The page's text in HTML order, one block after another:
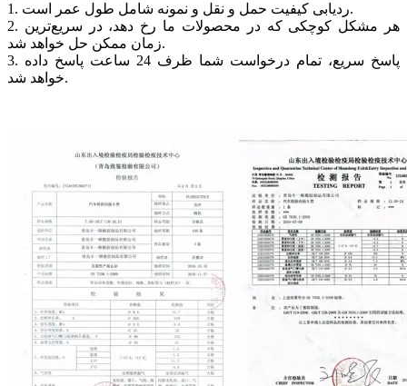
1. ردیابی کیفیت حمل و نقل و نمونه شامل طول عمر است.
2. هر مشکل کوچکی که در محصولات ما رخ دهد، در سریع‌ترین
زمان ممکن حل خواهد شد.
3. پاسخ سریع، تمام درخواست شما ظرف 24 ساعت پاسخ داده
خواهد شد.